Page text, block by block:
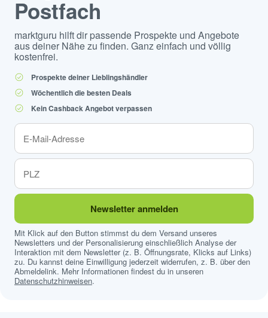
Postfach
marktguru hilft dir passende Prospekte und Angebote
aus deiner Nähe zu finden. Ganz einfach und völlig
kostenfrei.
Prospekte deiner Lieblingshändler
Wöchentlich die besten Deals
Kein Cashback Angebot verpassen
Newsletter anmelden
Mit Klick auf den Button stimmst du dem Versand unseres
Newsletters und der Personalisierung einschließlich Analyse der
Interaktion mit dem Newsletter (z. B. Öffnungsrate, Klicks auf Links)
zu. Du kannst deine Einwilligung jederzeit widerrufen, z. B. über den
Abmeldelink. Mehr Informationen findest du in unseren
Datenschutzhinweisen.